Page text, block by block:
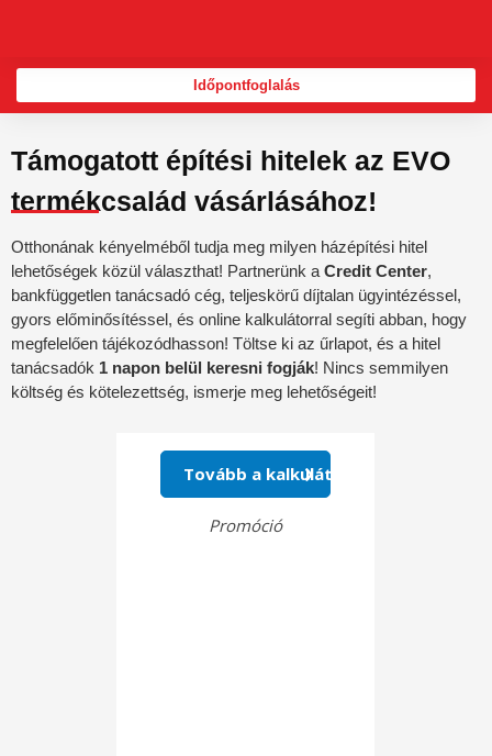
Időpontfoglalás
Támogatott építési hitelek az EVO
termékcsalád vásárlásához!
Otthonának kényelméből tudja meg milyen házépítési hitel
lehetőségek közül választhat! Partnerünk a Credit Center,
bankfüggetlen tanácsadó cég, teljeskörű díjtalan ügyintézéssel,
gyors előminősítéssel, és online kalkulátorral segíti abban, hogy
megfelelően tájékozódhasson! Töltse ki az űrlapot, és a hitel
tanácsadók 1 napon belül keresni fogják! Nincs semmilyen
költség és kötelezettség, ismerje meg lehetőségeit!